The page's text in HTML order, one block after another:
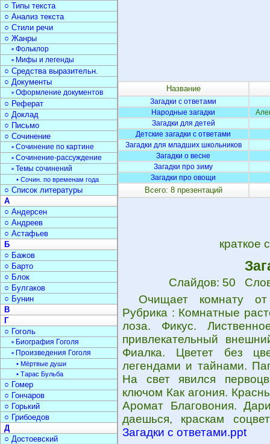
Название
Загадки с ответами
Народные загадки
Загадки для детей
Детские загадки с ответами
Загадки для младших школьников
Загадки о весне
Загадки про зиму
Загадки про овощи
Всего: 8 презентаций
краткое
Слайдов: 50
Очищает комнату
Рубрика : Комнатные
лоза. Фикус.
привлекательный
Фиалка. Цветет без
легендами и тайнами.
На свет явился
ключом Как агония.
Аромат Благовония.
даешься, краскам
Загадки с ответами.ppt
○ Типы текста
○ Анализ текста
○ Стили речи
○ Жанры
▫ Фольклор
▫ Мифы и легенды
○ Средства выразительн.
○ Документы
▫ Оформление документов
○ Реферат
○ Доклад
○ Письмо
○ Сочинение
▫ Сочинение по картине
▫ Сочинение-рассуждение
▫ Темы сочинений
• Сочин. по временам года
○ Список литературы
А
○ Андерсен
○ Андреев
○ Астафьев
Б
○ Бажов
○ Барто
○ Блок
○ Булгаков
○ Бунин
В
Г
○ Гоголь
▫ Биография Гоголя
▫ Произведения Гоголя
• Мёртвые души
• Тарас Бульба
○ Гомер
○ Гончаров
○ Горький
○ Грибоедов
Д
○ Достоевский